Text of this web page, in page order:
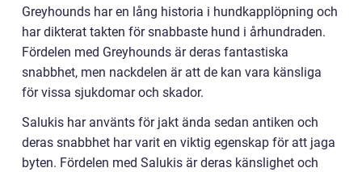
Greyhounds har en lång historia i hundkapplöpning och
har dikterat takten för snabbaste hund i århundraden.
Fördelen med Greyhounds är deras fantastiska
snabbhet, men nackdelen är att de kan vara känsliga
för vissa sjukdomar och skador.
Salukis har använts för jakt ända sedan antiken och
deras snabbhet har varit en viktig egenskap för att jaga
byten. Fördelen med Salukis är deras känslighet och